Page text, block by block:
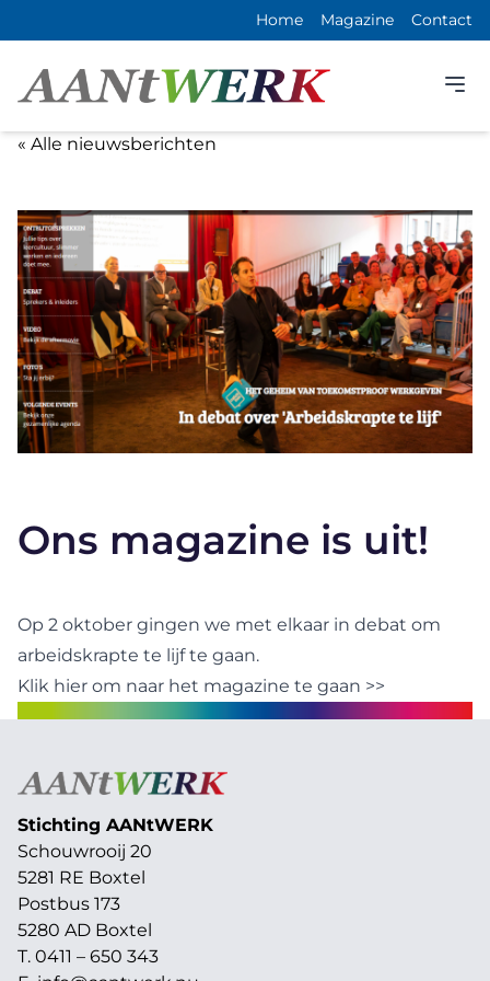
Home Magazine Contact
« Alle nieuwsberichten
Ons magazine is uit!
Op 2 oktober gingen we met elkaar in debat om
arbeidskrapte te lijf te gaan.
Klik hier om naar het magazine te gaan >>
Stichting AANtWERK
Schouwrooij 20
5281 RE Boxtel
Postbus 173
5280 AD Boxtel
T. 0411 – 650 343